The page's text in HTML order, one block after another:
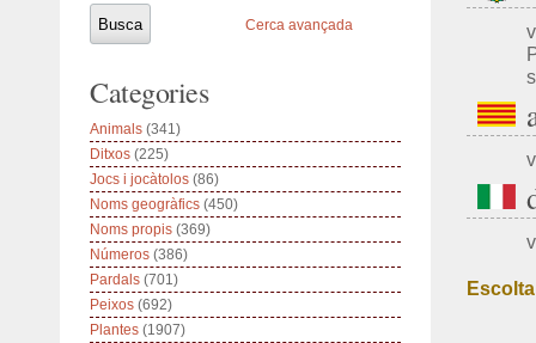
Cerca avançada
Categories
Animals (341)
Ditxos (225)
Jocs i jocàtolos (86)
Noms geogràfics (450)
Noms propis (369)
Números (386)
Pardals (701)
Peixos (692)
Plantes (1907)